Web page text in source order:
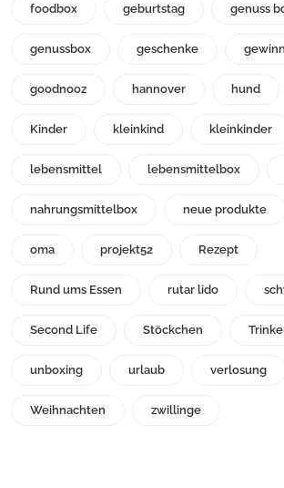
foodbox geburtstag genuss
genussbox geschenke
goodnooz hannover hund
Kinder kleinkind kleinkinder
lebensmittel lebensmittelbox
nahrungsmittelbox neue produkte
oma projekt52 Rezept
Rund ums Essen rutar lido
Second Life Stöckchen
unboxing urlaub verlosung
Weihnachten zwillinge